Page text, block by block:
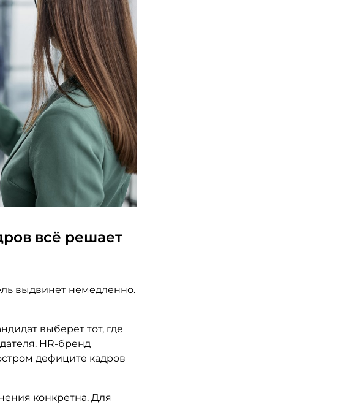
всё решает
выдвинет немедленно.
выберет тот, где
HR-бренд
дефиците кадров
конкретна. Для